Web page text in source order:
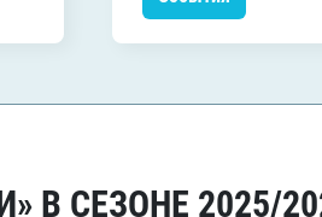
В СЕЗОНЕ 2025/